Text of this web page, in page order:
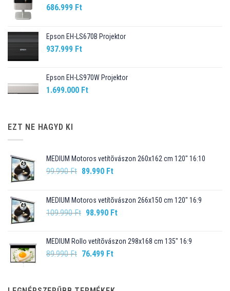
686.999 Ft
Epson EH-LS670B Projektor
937.999 Ft
Epson EH-LS970W Projektor
1.699.000 Ft
EZT NE HAGYD KI
MEDIUM Motoros vetítõvászon 260x162 cm 120" 16:10
99.990Ft Original
99.990 Ft.
89.990 FtCurrent
89.990 Ft.
MEDIUM Motoros vetítõvászon 266x150 cm 120" 16:9
109.990Ft Original
109.990 Ft.
98.990 FtCurrent
98.990 Ft.
MEDIUM Rollo vetítõvászon 298x168 cm 135" 16:9
89.990Ft Original
89.990 Ft.
76.499 FtCurrent
76.499 Ft.